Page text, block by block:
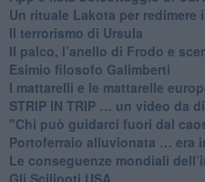
​Un rituale Lakota per redimere
Il terrorismo di Ursula
​Il palco, l’anello di Frodo e
Esimio filosofo Galimberti
​I mattarelli e le mattarelle
​STRIP IN TRIP … un video da
"Chi può guidarci fuori dal
​Portoferraio alluvionata … era
Le conseguenze mondiali
​Gli Scilipoti USA